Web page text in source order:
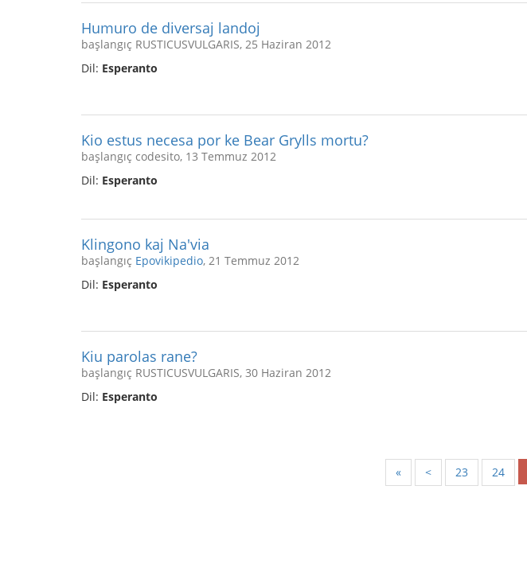
Humuro de diversaj landoj
başlangıç RUSTICUSVULGARIS, 25 Haziran 2012
Dil: Esperanto
Kio estus necesa por ke Bear Grylls mortu?
başlangıç codesito, 13 Temmuz 2012
Dil: Esperanto
Klingono kaj Na'via
başlangıç Epovikipedio, 21 Temmuz 2012
Dil: Esperanto
Kiu parolas rane?
başlangıç RUSTICUSVULGARIS, 30 Haziran 2012
Dil: Esperanto
« < 23 24